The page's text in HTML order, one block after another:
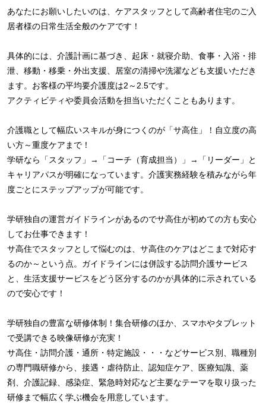
あなたにお願いしたいのは、ケアスタッフとして高齢者住宅のご入
居者様の日常生活全般のケアです！
具体的には、介護計画に基づき、起床・就寝介助、食事・入浴・排
泄、移動・移乗・外出支援、居室の清掃や洗濯なども支援いただき
ます。お客様の平均要介護度は2～2.5です。
アクティビティや委員会活動を担当いただくこともあります。
介護職として幅広いスキルが身につくのが「サ高住」！自立度の高
い方～重度ケアまで！
学研なら「スタッフ」→「コーチ（育成担当）」→「リーダー」と
キャリアパスが明確になっています。介護実務経験を積みながら年
度ごとにステップアップが可能です。
学研独自の運営ガイドラインがあるのでサ高住が初めての方も安心
してお仕事できます！
サ高住でスタッフとして悩むのは、サ高住のケアはどこまで対応す
るのか～という点。ガイドラインには併設する訪問介護サービス
と、生活支援サービスをどう区分するのかが具体的に示されている
ので安心です！
学研独自の豊富な研修体制！集合研修のほか、スマホやタブレット
で受講できる映像研修が充実！
サ高住・訪問介護・通所・特定施設・・・などサービス別、職種別
の専門職研修から、接遇・虐待防止、認知症ケア、医療知識、薬
剤、介護記録、感染症、緊急時対応など主要なテーマを取り扱った
研修まで幅広く学ぶ機会を用意しています。